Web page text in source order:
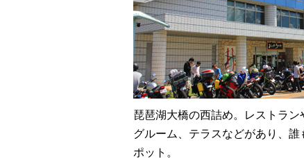
琵琶湖大橋の西詰め。レストラ
グルーム、テラスなどがあり、
ポット。